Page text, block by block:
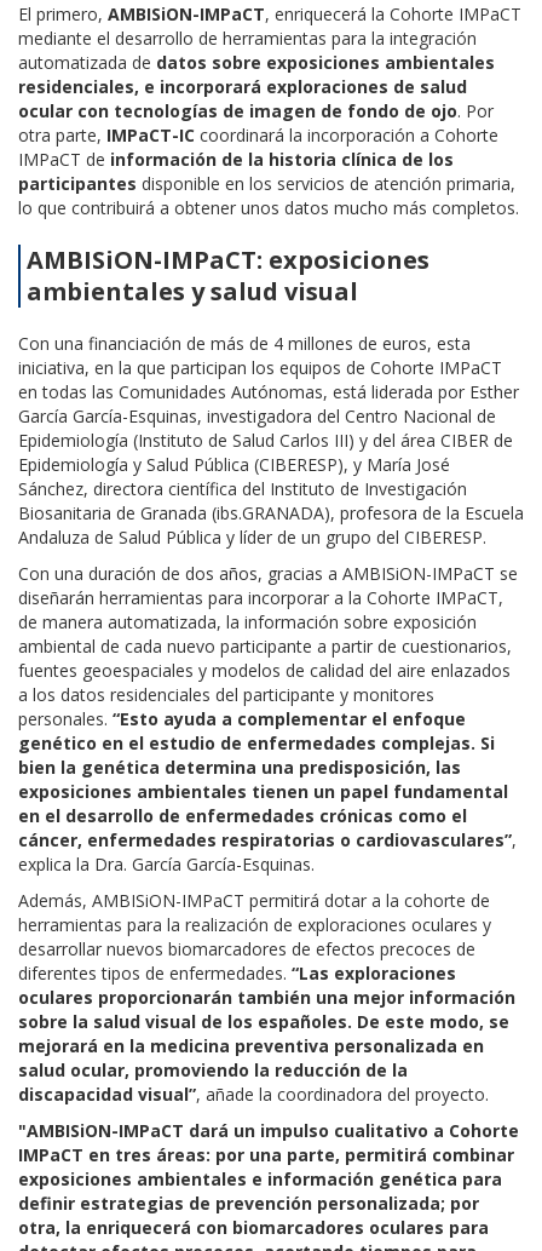
El primero, AMBISiON-IMPaCT, enriquecerá la Cohorte IMPaCT
mediante el desarrollo de herramientas para la integración
automatizada de datos sobre exposiciones ambientales
residenciales, e incorporará exploraciones de salud
ocular con tecnologías de imagen de fondo de ojo. Por
otra parte, IMPaCT-IC coordinará la incorporación a Cohorte
IMPaCT de información de la historia clínica de los
participantes disponible en los servicios de atención primaria,
lo que contribuirá a obtener unos datos mucho más completos.
AMBISiON-IMPaCT: exposiciones
ambientales y salud visual
Con una financiación de más de 4 millones de euros, esta
iniciativa, en la que participan los equipos de Cohorte IMPaCT
en todas las Comunidades Autónomas, está liderada por Esther
García García-Esquinas, investigadora del Centro Nacional de
Epidemiología (Instituto de Salud Carlos III) y del área CIBER de
Epidemiología y Salud Pública (CIBERESP), y María José
Sánchez, directora científica del Instituto de Investigación
Biosanitaria de Granada (ibs.GRANADA), profesora de la Escuela
Andaluza de Salud Pública y líder de un grupo del CIBERESP.
Con una duración de dos años, gracias a AMBISiON-IMPaCT se
diseñarán herramientas para incorporar a la Cohorte IMPaCT,
de manera automatizada, la información sobre exposición
ambiental de cada nuevo participante a partir de cuestionarios,
fuentes geoespaciales y modelos de calidad del aire enlazados
a los datos residenciales del participante y monitores
personales. “Esto ayuda a complementar el enfoque
genético en el estudio de enfermedades complejas. Si
bien la genética determina una predisposición, las
exposiciones ambientales tienen un papel fundamental
en el desarrollo de enfermedades crónicas como el
cáncer, enfermedades respiratorias o cardiovasculares”,
explica la Dra. García García-Esquinas.
Además, AMBISiON-IMPaCT permitirá dotar a la cohorte de
herramientas para la realización de exploraciones oculares y
desarrollar nuevos biomarcadores de efectos precoces de
diferentes tipos de enfermedades. “Las exploraciones
oculares proporcionarán también una mejor información
sobre la salud visual de los españoles. De este modo, se
mejorará en la medicina preventiva personalizada en
salud ocular, promoviendo la reducción de la
discapacidad visual”, añade la coordinadora del proyecto.
"AMBISiON-IMPaCT dará un impulso cualitativo a Cohorte
IMPaCT en tres áreas: por una parte, permitirá combinar
exposiciones ambientales e información genética para
definir estrategias de prevención personalizada; por
otra, la enriquecerá con biomarcadores oculares para